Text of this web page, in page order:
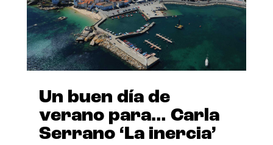
Un buen día de
verano para… Carla
Serrano ‘La inercia’